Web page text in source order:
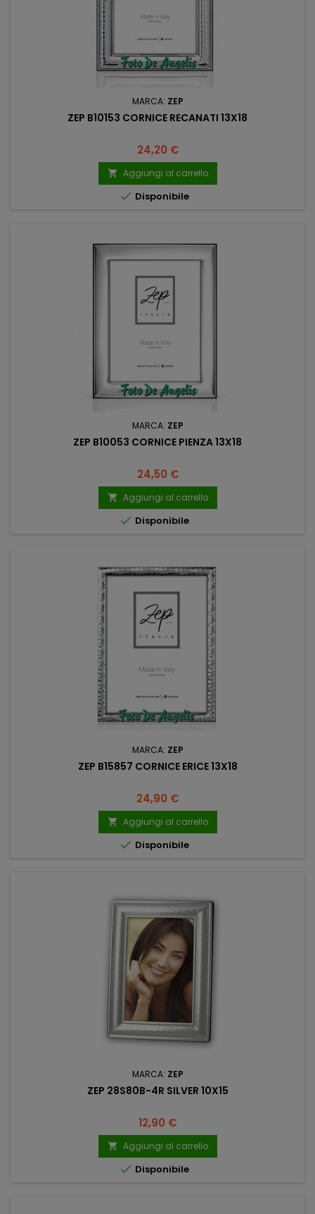
MARCA: ZEP
ZEP B10153 CORNICE RECANATI 13X18
Prezzo
24,20 €
 Aggiungi al carrello
 Disponibile
MARCA: ZEP
ZEP B10053 CORNICE PIENZA 13X18
Prezzo
24,50 €
 Aggiungi al carrello
 Disponibile
MARCA: ZEP
ZEP B15857 CORNICE ERICE 13X18
Prezzo
24,90 €
 Aggiungi al carrello
 Disponibile
MARCA: ZEP
ZEP 28S80B-4R SILVER 10X15
Prezzo
12,90 €
 Aggiungi al carrello
 Disponibile